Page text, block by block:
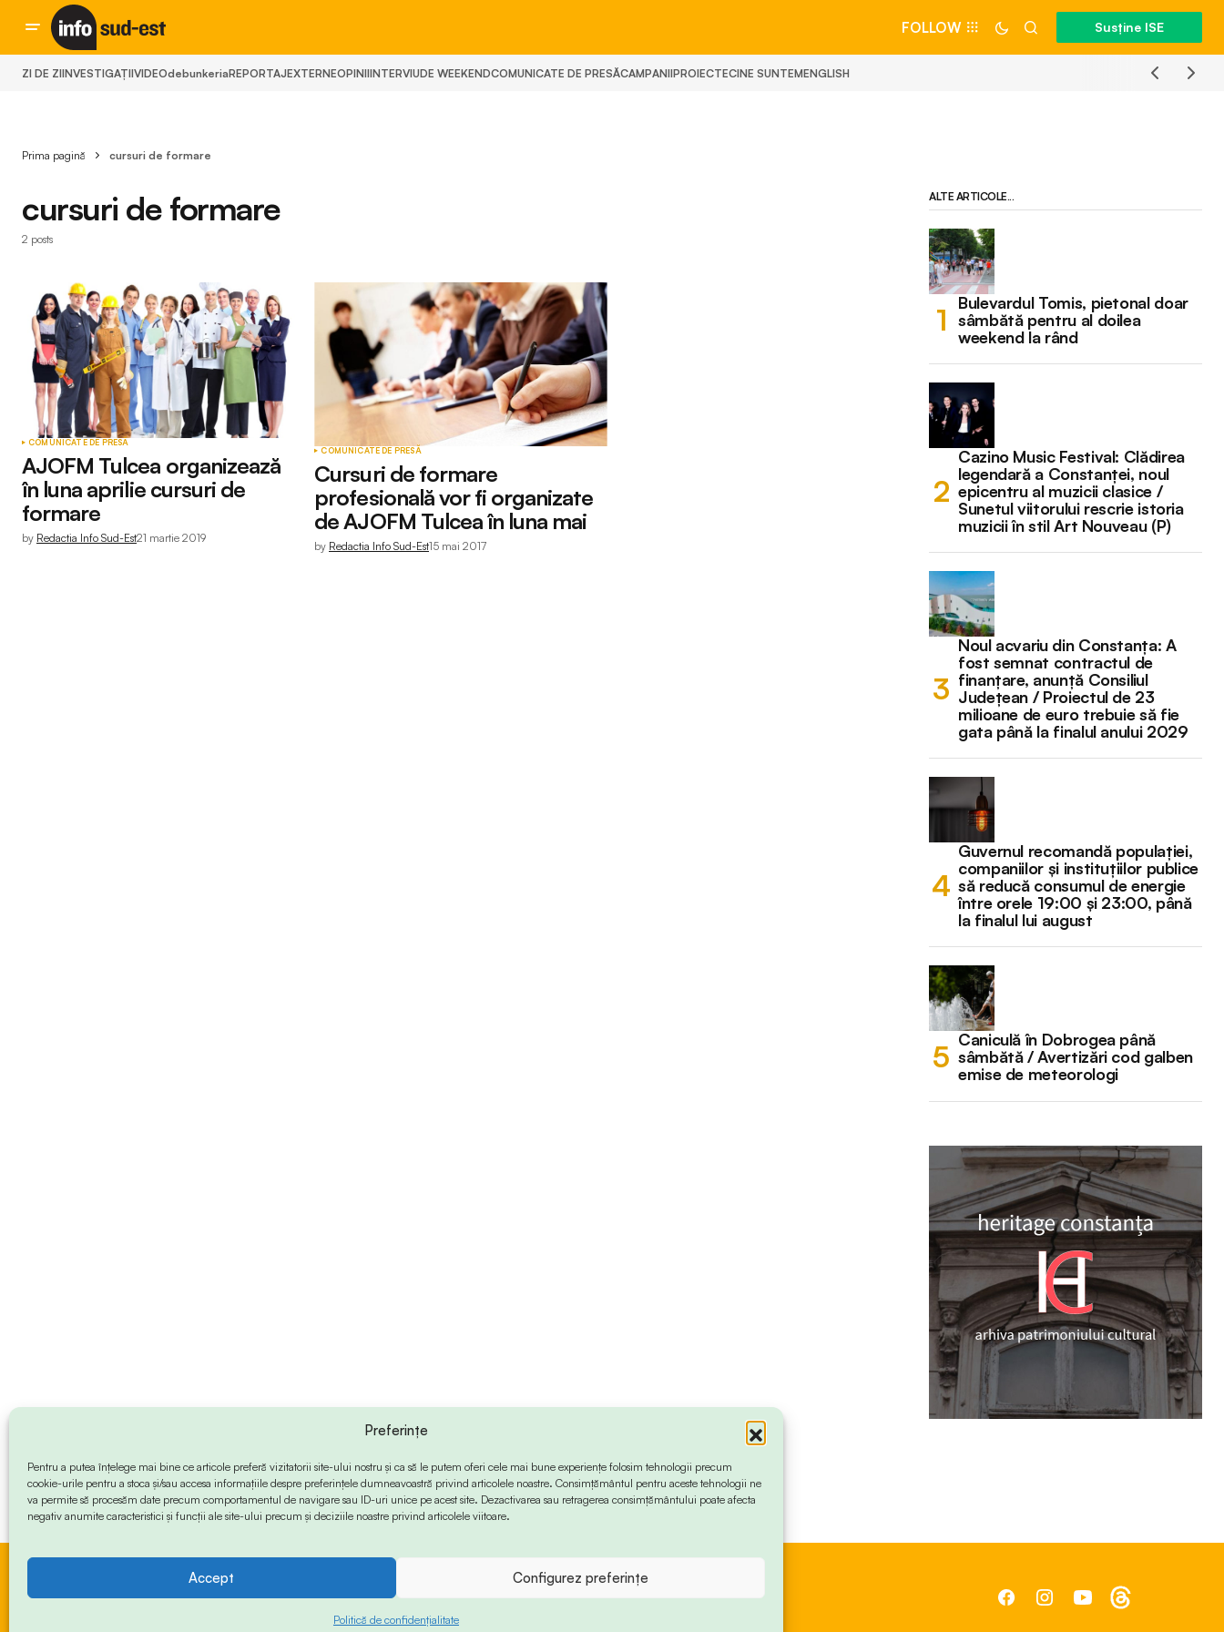
Preferințe
Pentru a putea înțelege mai bine ce articole preferă vizitatorii site-ului nostru și ca să le putem oferi cele mai bune experiențe folosim tehnologii precum
cookie-urile pentru a stoca și/sau accesa informațiile despre preferințele dumneavoastră privind articolele noastre. Consimțământul pentru aceste tehnologii ne
va permite să procesăm date precum comportamentul de navigare sau ID-uri unice pe acest site. Dezactivarea sau retragerea consimțământului poate afecta
negativ anumite caracteristici și funcții ale site-ului precum și deciziile noastre privind articolele viitoare.
Accept Configurez preferințe
Politică de confidențialitate
FOLLOW Susține ISE
ZI DE ZIINVESTIGAȚIIVIDEOdebunkeriaREPORTAJEXTERNEOPINIIINTERVIUDE WEEKENDCOMUNICATE DE PRESĂCAMPANIIPROIECTECINE SUNTEMENGLISH
Prima pagină cursuri de formare
cursuri de formare
2 posts
COMUNICATE DE PRESĂ
AJOFM Tulcea organizează
în luna aprilie cursuri de
formare
by Redactia Info Sud-Est21 martie 2019
COMUNICATE DE PRESĂ
Cursuri de formare
profesională vor fi organizate
de AJOFM Tulcea în luna mai
by Redactia Info Sud-Est15 mai 2017
ALTE ARTICOLE...
Bulevardul Tomis, pietonal doar
sâmbătă pentru al doilea
weekend la rând
Cazino Music Festival: Clădirea
legendară a Constanței, noul
epicentru al muzicii clasice /
Sunetul viitorului rescrie istoria
muzicii în stil Art Nouveau (P)
Noul acvariu din Constanța: A
fost semnat contractul de
finanțare, anunță Consiliul
Județean / Proiectul de 23
milioane de euro trebuie să fie
gata până la finalul anului 2029
Guvernul recomandă populației,
companiilor și instituțiilor publice
să reducă consumul de energie
între orele 19:00 și 23:00, până
la finalul lui august
Caniculă în Dobrogea până
sâmbătă / Avertizări cod galben
emise de meteorologi
© 2024 Info-Sud-Est. All Rights Reserved.